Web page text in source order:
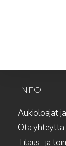
INFO
Aukioloajat
Ota yhteyttä
Tilaus- ja